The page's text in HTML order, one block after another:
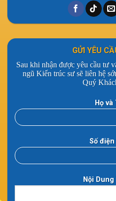
GỬI YÊU
Sau khi nhận được yêu cầu tư
ngũ Kiến trúc sư sẽ liên hệ
Quý
Họ và
Số
Nội